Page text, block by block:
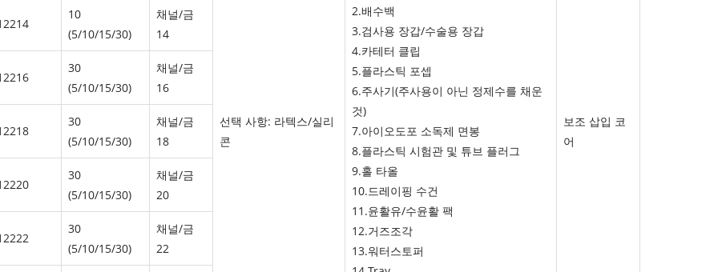
선택 사항: 라텍스/실리
콘
2.배수백
3.검사용 장갑/수술용 장갑
4.카테터 클립
5.플라스틱 포셉
6.주사기(주사용이 아닌 정제수를 채운
것)
7.아이오도포 소독제 면봉
8.플라스틱 시험관 및 튜브 플러그
9.홀 타올
10.드레이핑 수건
11.윤활유/수윤활 팩
12.거즈조각
13.워터스토퍼
보조 삽입 코
어
10
(5/10/15/30)
채널/금
14
30
(5/10/15/30)
채널/금
16
30
(5/10/15/30)
채널/금
18
30
(5/10/15/30)
채널/금
20
30
(5/10/15/30)
채널/금
22